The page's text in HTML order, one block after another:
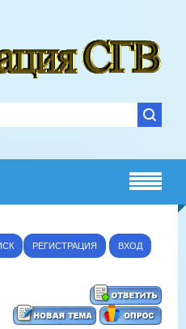
РЕГИСТРАЦИЯ ВХОД